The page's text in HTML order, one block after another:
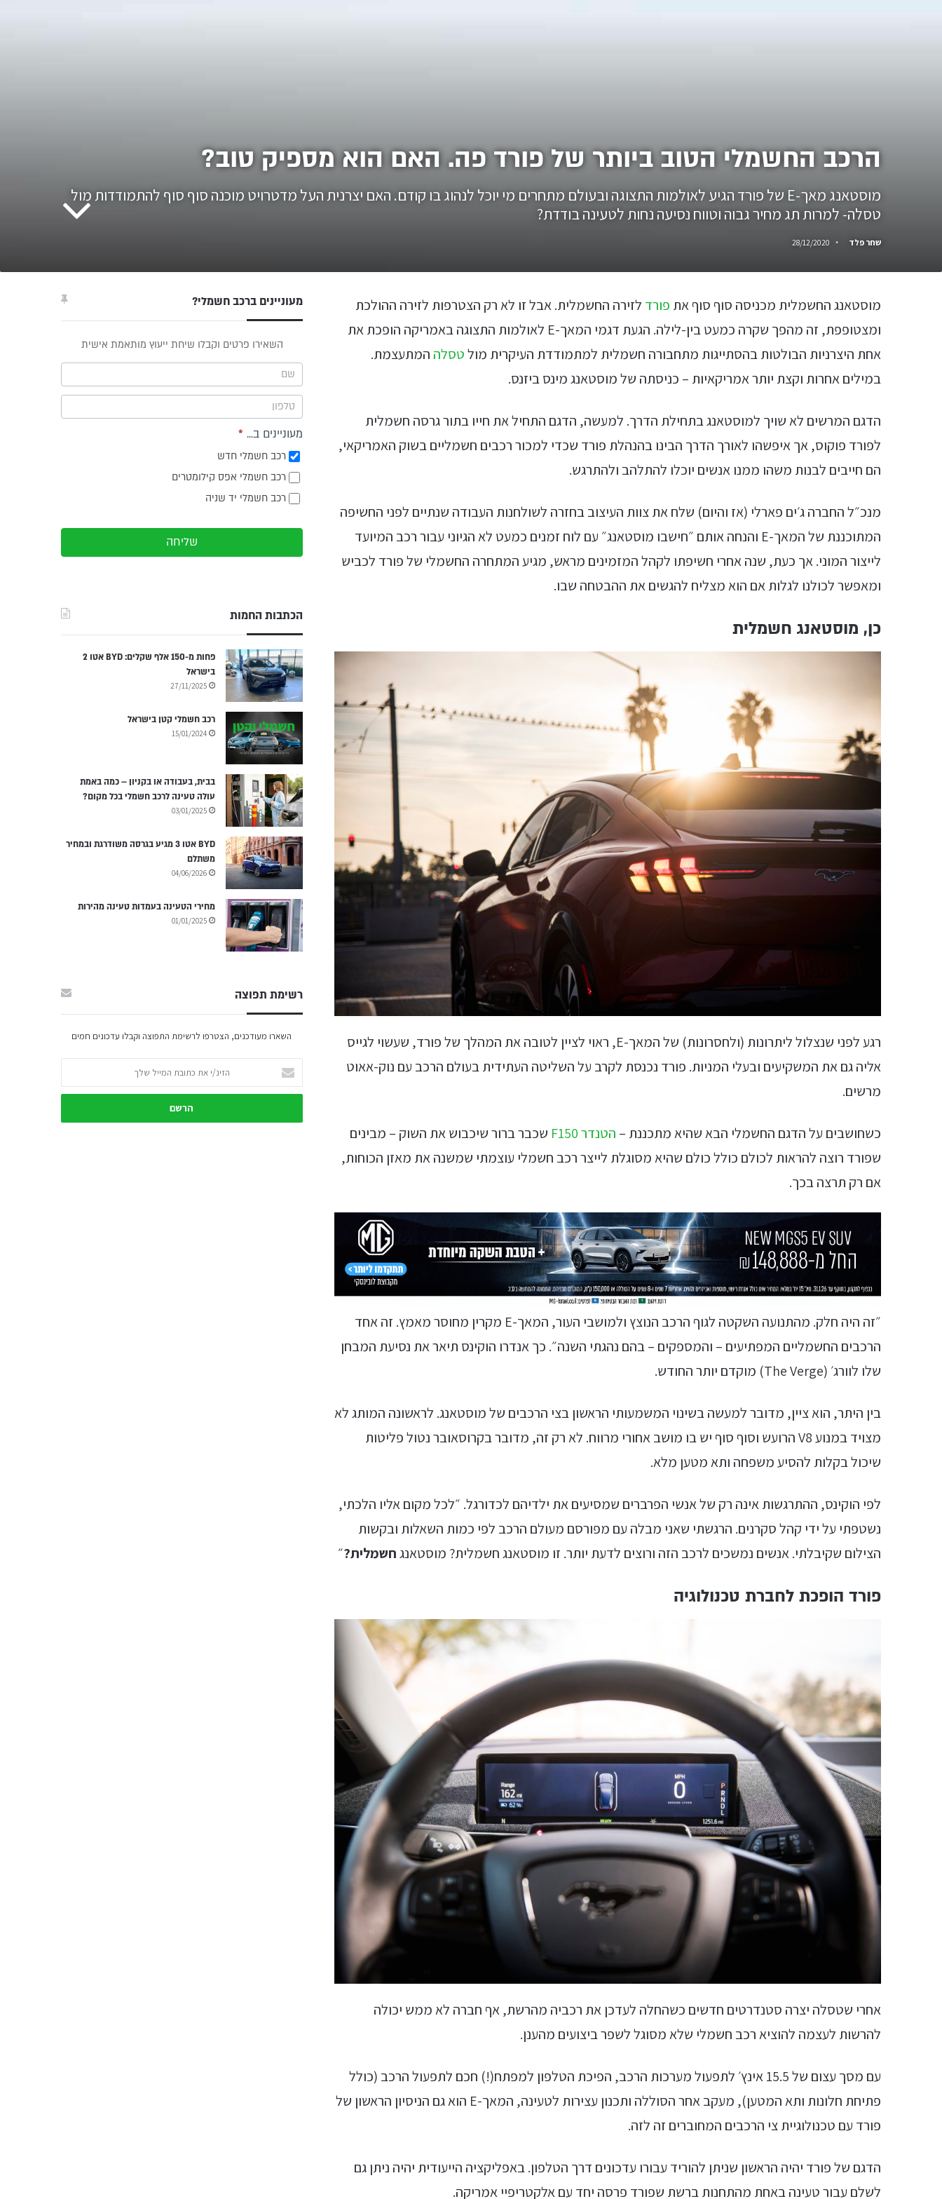
הרכב החשמלי הטוב ביותר של פורד פה. האם הוא מספיק טוב?
מוסטאנג מאך-E של פורד הגיע לאולמות התצוגה ובעולם מתחרים מי יוכל לנהוג בו קודם. האם יצרנית העל מדטרויט מוכנה סוף סוף להתמודדות מול
טסלה- למרות תג מחיר גבוה וטווח נסיעה נחות לטעינה בודדת?
שחר פלד 28/12/2020
מוסטאנג החשמלית מכניסה סוף סוף את פורד לזירה החשמלית. אבל זו לא רק הצטרפות לזירה ההולכת
ומצטופפת, זה מהפך שקרה כמעט בין-לילה. הגעת דגמי המאך-E לאולמות התצוגה באמריקה הופכת את
אחת היצרניות הבולטות בהסתייגות מתחבורה חשמלית למתמודדת העיקרית מולטסלה המתעצמת.
במילים אחרות וקצת יותר אמריקאיות – כניסתה של מוסטאנג מינס ביזנס.
הדגם המרשים לא שויך למוסטאנג בתחילת הדרך. למעשה, הדגם התחיל את חייו בתור גרסה חשמלית
לפורד פוקוס, אך איפשהו לאורך הדרך הבינו בהנהלת פורד שכדי למכור רכבים חשמליים בשוק האמריקאי,
הם חייבים לבנות משהו ממנו אנשים יוכלו להתלהב ולהתרגש.
מנכ״ל החברה ג׳ים פארלי (אז והיום) שלח את צוות העיצוב בחזרה לשולחנות העבודה שנתיים לפני החשיפה
המתוכננת של המאך-E והנחה אותם ״חישבו מוסטאנג״ עם לוח זמנים כמעט לא הגיוני עבור רכב המיועד
לייצור המוני. אך כעת, שנה אחרי חשיפתו לקהל המזמינים מראש, מגיע המתחרה החשמלי של פורד לכביש
ומאפשר לכולנו לגלות אם הוא מצליח להגשים את ההבטחה שבו.
כן, מוסטאנג חשמלית
רגע לפני שנצלול ליתרונות (ולחסרונות) של המאך-E, ראוי לציין לטובה את המהלך של פורד, שעשוי לגייס
אליה גם את המשקיעים ובעלי המניות. פורד נכנסת לקרב על השליטה העתידית בעולם הרכב עם נוק-אאוט
מרשים.
כשחושבים על הדגם החשמלי הבא שהיא מתכננת – הטנדר F150
שכבר ברור שיכבוש את השוק – מבינים
שפורד רוצה להראות לכולם כולל כולם שהיא מסוגלת לייצר רכב חשמלי עוצמתי שמשנה את מאזן הכוחות,
אם רק תרצה בכך.
״זה היה חלק. מהתנועה השקטה לגוף הרכב הנוצץ ולמושבי העור, המאך-E מקרין מחוסר מאמץ. זה אחד
הרכבים החשמליים המפתיעים – והמספקים – בהם נהגתי השנה״. כך אנדרו הוקינס תיאר את נסיעת המבחן
שלו לוורג׳ (The Verge) מוקדם יותר החודש.
בין היתר, הוא ציין, מדובר למעשה בשינוי המשמעותי הראשון בצי הרכבים של מוסטאנג. לראשונה המותג לא
מצויד במנוע V8 הרועש וסוף סוף יש בו מושב אחורי מרווח. לא רק זה, מדובר בקרוסאובר נטול פליטות
שיכול בקלות להסיע משפחה ותא מטען מלא.
לפי הוקינס, ההתרגשות אינה רק של אנשי הפרברים שמסיעים את ילדיהם לכדורגל. ״לכל מקום אליו הלכתי,
נשטפתי על ידי קהל סקרנים. הרגשתי שאני מבלה עם מפורסם מעולם הרכב לפי כמות השאלות ובקשות
הצילום שקיבלתי. אנשים נמשכים לרכב הזה ורוצים לדעת יותר. זו מוסטאנג חשמלית? מוסטאנגחשמלית?״
פורד הופכת לחברת טכנולוגיה
אחרי שטסלה יצרה סטנדרטים חדשים כשהחלה לעדכן את רכביה מהרשת, אף חברה לא ממש יכולה
להרשות לעצמה להוציא רכב חשמלי שלא מסוגל לשפר ביצועים מהענן.
עם מסך עצום של 15.5 אינץ׳ לתפעול מערכות הרכב, הפיכת הטלפון למפתח(!) חכם לתפעול הרכב (כולל
פתיחת חלונות ותא המטען), מעקב אחר הסוללה ותכנון עצירות לטעינה, המאך-E הוא גם הניסיון הראשון של
פורד עם טכנולוגיית צי הרכבים המחוברים זה לזה.
הדגם של פורד יהיה הראשון שניתן להוריד עבורו עדכונים דרך הטלפון. באפליקציה הייעודית יהיה ניתן גם
לשלם עבור טעינה באחת מהתחנות ברשת שפורד פרסה יחד עם אלקטריפיי אמריקה.
מעוניינים ברכב חשמלי?
השאירו פרטים וקבלו שיחת ייעוץ מותאמת אישית
מעוניינים ב... *
רכב חשמלי חדש
רכב חשמלי אפס קילומטרים
רכב חשמלי יד שניה
שליחה
הכתבות החמות
פחות מ-150 אלף שקלים: BYD אטו 2
בישראל
27/11/2025
רכב חשמלי קטן בישראל
15/01/2024
בבית, בעבודה או בקניון – כמה באמת
עולה טעינה לרכב חשמלי בכל מקום?
03/01/2025
BYD אטו 3 מגיע בגרסה משודרגת ובמחיר
משתלם
04/06/2026
מחירי הטעינה בעמדות טעינה מהירות
01/01/2025
רשימת תפוצה
השארו מעודכנים, הצטרפו לרשימת התפוצה וקבלו עדכונים חמים
את
כתובת
שלך